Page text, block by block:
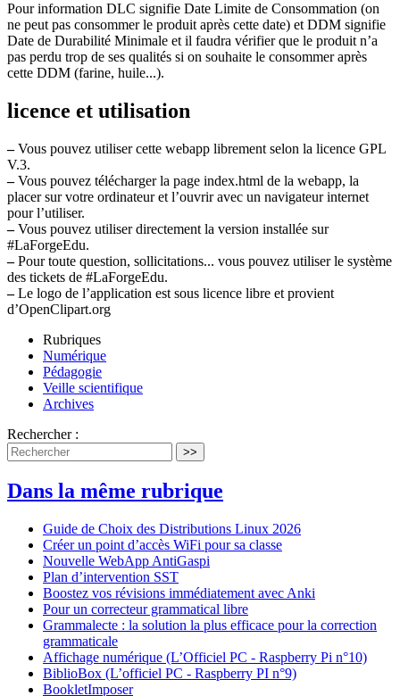
Pour information DLC signifie Date Limite de Consommation (on
ne peut pas consommer le produit après cette date) et DDM signifie
Date de Durabilité Minimale et il faudra vérifier que le produit n’a
pas perdu trop de ses qualités si on souhaite le consommer après
cette DDM (farine, huile...).
licence et utilisation
–Vous pouvez utiliser cette webapp librement selon la licence GPL
V.3.
–Vous pouvez télécharger la page index.html de la webapp, la
placer sur votre ordinateur et l’ouvrir avec un navigateur internet
pour l’utiliser.
–Vous pouvez utiliser directement la version installée sur
#LaForgeEdu.
–Pour toute question, sollicitations... vous pouvez utiliser le système
des tickets de #LaForgeEdu.
–Le logo de l’application est sous licence libre et provient
d’OpenClipart.org
Rubriques
Numérique
Pédagogie
Veille scientifique
Archives
Rechercher :
>>
Dans la même rubrique
Guide de Choix des Distributions Linux 2026
Créer un point d’accès WiFi pour sa classe
Nouvelle WebApp AntiGaspi
Plan d’intervention SST
Boostez vos révisions immédiatement avec Anki
Pour un correcteur grammatical libre
Grammalecte : la solution la plus efficace pour la correction
grammaticale
Affichage numérique (L’Officiel PC - Raspberry Pi n°10)
BiblioBox (L’officiel PC - Raspberry PI n°9)
BookletImposer